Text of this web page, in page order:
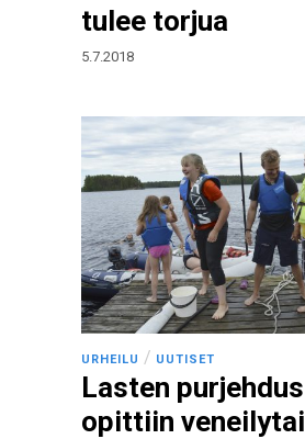
tulee torjua
5.7.2018
URHEILU / UUTISET
Lasten
opittiin